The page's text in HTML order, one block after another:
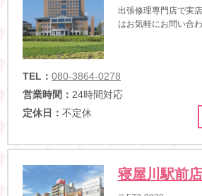
出張修理専門店で実
はお気軽にお問い合わ
TEL： 080-3864-0278
営業時間： 24時間対応
定休日： 不定休
寝屋川駅前店